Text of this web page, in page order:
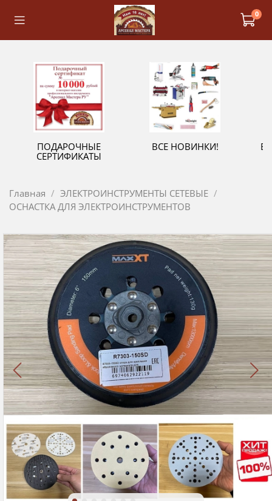
0
ПОДАРОЧНЫЕ
СЕРТИФИКАТЫ
ВСЕ НОВИНКИ!
Главная
ЭЛЕКТРОИНСТРУМЕНТЫ СЕТЕВЫЕ
ОСНАСТКА ДЛЯ ЭЛЕКТРОИНСТРУМЕНТОВ